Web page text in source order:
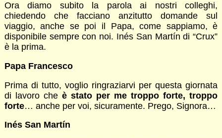
Ora diamo subito la parola ai nostri colleghi,
chiedendo che facciano anzitutto domande sul
viaggio, anche se poi il Papa, come sappiamo, è
disponibile sempre con noi. Inés San Martín di “Crux”
è la prima.
Papa Francesco
Prima di tutto, voglio ringraziarvi per questa giornata
di lavoro che è stato per me troppo forte, troppo
forte… anche per voi, sicuramente. Prego, Signora…
Inés San Martín